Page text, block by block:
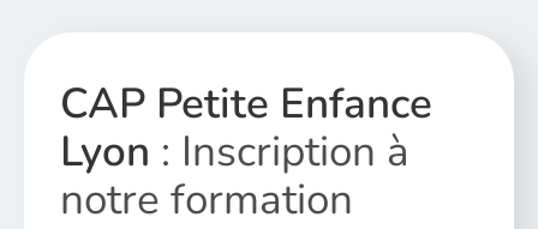
CAP Petite Enfance
Lyon : Inscription à
notre formation